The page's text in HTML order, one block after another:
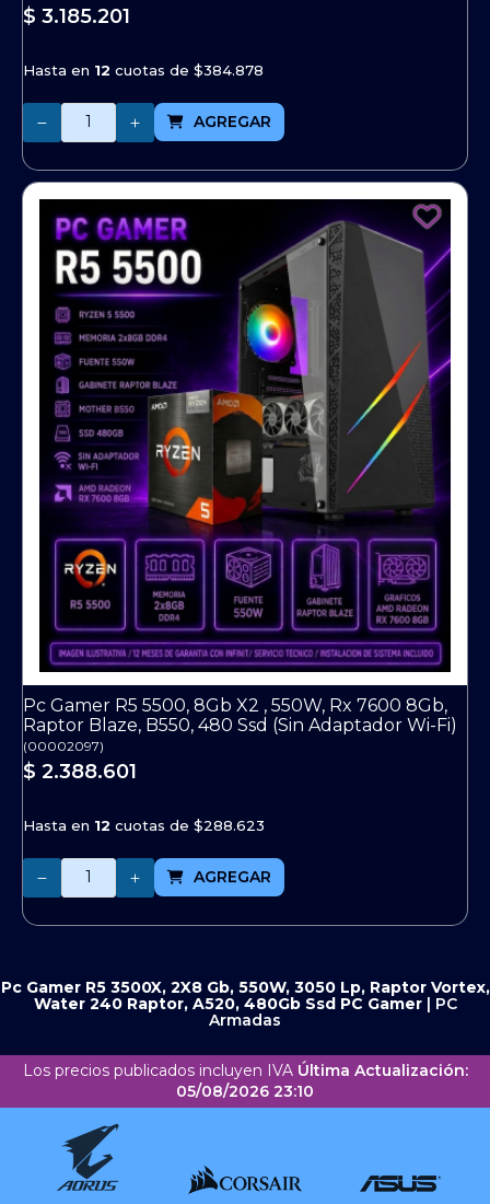
$ 3.185.201
Hasta en 12 cuotas de $384.878
AGREGAR
Pc Gamer R5 5500, 8Gb X2 , 550W, Rx 7600 8Gb,
Raptor Blaze, B550, 480 Ssd (Sin Adaptador Wi-Fi)
(00002097)
$ 2.388.601
Hasta en 12 cuotas de $288.623
AGREGAR
Pc Gamer R5 3500X, 2X8 Gb, 550W, 3050 Lp, Raptor Vortex,
Water 240 Raptor, A520, 480Gb Ssd PC Gamer| PC
Armadas
Los precios publicados incluyen IVA Última Actualización:
05/08/2026 23:10